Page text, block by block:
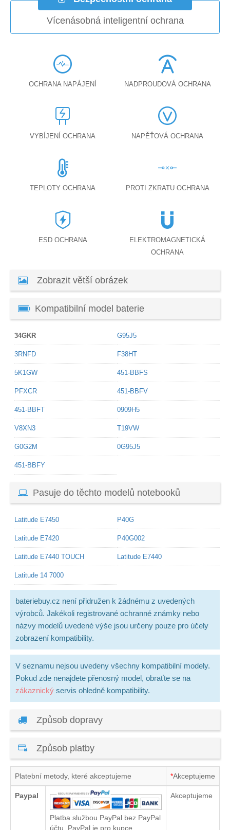
Vícenásobná inteligentní ochrana
OCHRANA NAPÁJENÍ NADPROUDOVÁ OCHRANA
VYBÍJENÍ OCHRANA NAPĚŤOVÁ OCHRANA
TEPLOTY OCHRANA PROTI ZKRATU OCHRANA
ESD OCHRANA
ELEKTROMAGNETICKÁ
OCHRANA
Zobrazit větší obrázek
Kompatibilní model baterie
34GKR G95J5
3RNFD F38HT
5K1GW 451-BBFS
PFXCR 451-BBFV
451-BBFT 0909H5
V8XN3 T19VW
G0G2M 0G95J5
451-BBFY
Pasuje do těchto modelů notebooků
Latitude E7450 P40G
Latitude E7420 P40G002
Latitude E7440 TOUCH Latitude E7440
Latitude 14 7000
bateriebuy.cz není přidružen k žádnému z uvedených
výrobců. Jakékoli registrované ochranné známky nebo
názvy modelů uvedené výše jsou určeny pouze pro účely
zobrazení kompatibility.
V seznamu nejsou uvedeny všechny kompatibilní modely.
Pokud zde nenajdete přenosný model, obraťte se na
zákaznický servis ohledně kompatibility.
Způsob dopravy
Způsob platby
Platební metody, které akceptujeme *Akceptujeme
Paypal
Platba službou PayPal bez PayPal
účtu. PayPal je pro kupce
Akceptujeme